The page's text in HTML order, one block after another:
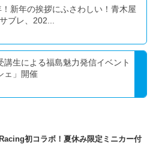
新年の挨拶にふさわしい！青木屋
ブレ、202...
講生による福島魅力発信イベント
ェ」開催
初コラボ！夏休み限定ミニカー付